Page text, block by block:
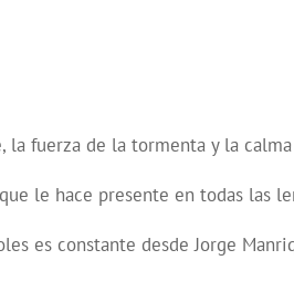
fuerza de la tormenta y la
le hace presente en todas
es constante desde Jorge